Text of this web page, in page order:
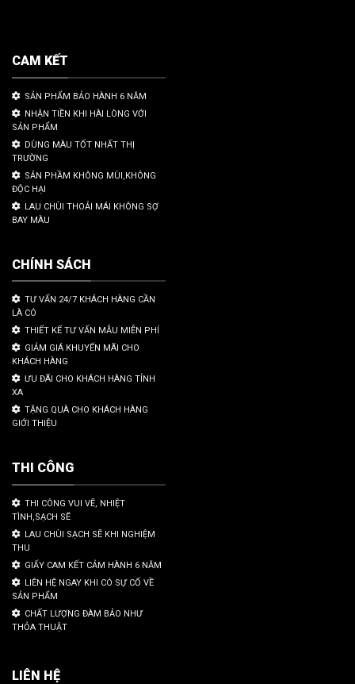
CAM KẾT
SẢN PHẨM BẢO HÀNH 6 NĂM
NHẬN TIỀN KHI HÀI LÒNG VỚI
SẢN PHẨM
DÙNG MÀU TỐT NHẤT THỊ
TRƯỜNG
SẢN PHẦM KHÔNG MÙI,KHÔNG
ĐỘC HẠI
LAU CHÙI THOẢI MÁI KHÔNG SỢ
BAY MÀU
CHÍNH SÁCH
TƯ VẤN 24/7 KHÁCH HÀNG CẦN
LÀ CÓ
THIẾT KẾ TƯ VẤN MẪU MIỄN PHÍ
GIẢM GIÁ KHUYẾN MÃI CHO
KHÁCH HÀNG
ƯU ĐÃI CHO KHÁCH HÀNG TỈNH
XA
TẶNG QUÀ CHO KHÁCH HÀNG
GIỚI THIỆU
THI CÔNG
THI CÔNG VUI VẼ, NHIỆT
TÌNH,SẠCH SẼ
LAU CHÙI SẠCH SẼ KHI NGHIỆM
THU
GIẤY CAM KẾT CẢM HÀNH 6 NĂM
LIÊN HỆ NGAY KHI CÓ SỰ CỐ VỀ
SẢN PHẨM
CHẤT LƯỢNG ĐÀM BẢO NHƯ
THỎA THUẬT
LIÊN HỆ